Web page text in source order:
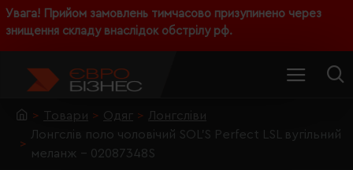
Увага! Прийом замовлень тимчасово призупинено через
знищення складу внаслідок обстрілу рф.
Товари Одяг
Лонгсліви
Лонгслів поло чоловічий SOL'S Perfect LSL вугільний
меланж - 02087348S